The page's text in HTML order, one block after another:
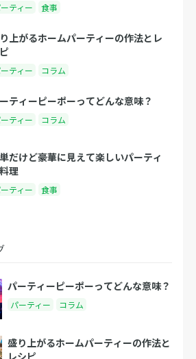
ティー 食事
上がるホームパーティーの作法とレ
ティー コラム
ティーピーポーってどんな意味？
ティー コラム
だけど豪華に見えて楽しいパーティ
理
ティー 食事
パーティーピーポーってどんな意味？
パーティー コラム
盛り上がるホームパーティーの作法と
レシピ